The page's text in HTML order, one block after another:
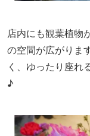
店内にも観葉植物
の空間が広がりま
く、ゆったり座れ
♪